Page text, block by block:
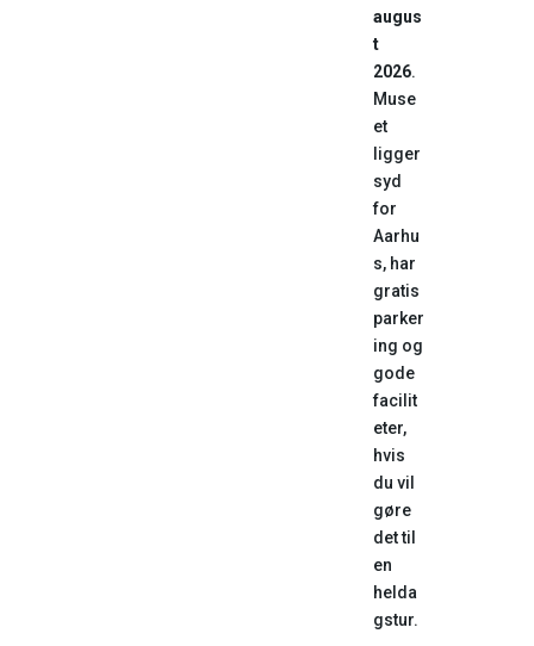
augus
t
2026.
Muse
et
ligger
syd
for
Aarhu
s, har
gratis
parker
ing og
gode
facilit
eter,
hvis
du vil
gøre
det til
en
helda
gstur.